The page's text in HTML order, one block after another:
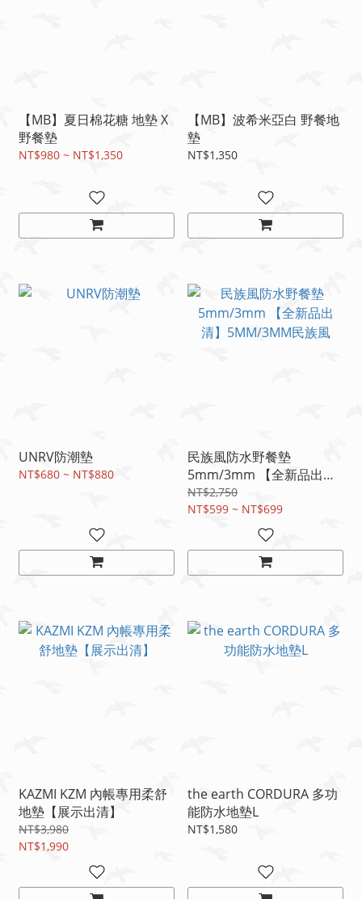
【MB】夏日棉花糖 地墊 X
野餐墊
NT$980 ~ NT$1,350
【MB】波希米亞白 野餐地
墊
NT$1,350
UNRV防潮墊
NT$680 ~ NT$880
民族風防水野餐墊
5mm/3mm 【全新品出
清】5MM/3MM民族風
NT$2,750
NT$599 ~ NT$699
KAZMI KZM 內帳專用柔舒
地墊【展示出清】
NT$3,980
NT$1,990
the earth CORDURA 多功
能防水地墊L
NT$1,580